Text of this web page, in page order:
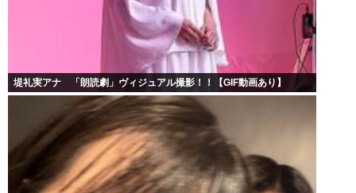
堤礼実アナ 「朗読劇」ヴィジュアル撮影！！【GIF動画あり】